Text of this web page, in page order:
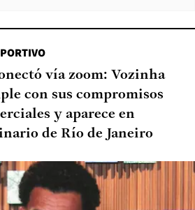
vía zoom: Vozinha
con sus compromisos
y aparece en
de Río de Janeiro